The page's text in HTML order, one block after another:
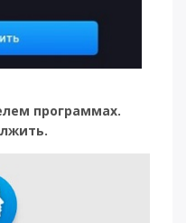
программах.